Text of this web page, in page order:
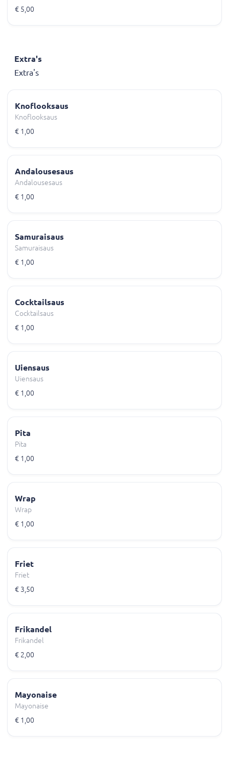
€ 5,00
Extra's
Extra's
Knoflooksaus
Knoflooksaus
€ 1,00
Andalousesaus
Andalousesaus
€ 1,00
Samuraisaus
Samuraisaus
€ 1,00
Cocktailsaus
Cocktailsaus
€ 1,00
Uiensaus
Uiensaus
€ 1,00
Pita
Pita
€ 1,00
Wrap
Wrap
€ 1,00
Friet
Friet
€ 3,50
Frikandel
Frikandel
€ 2,00
Mayonaise
Mayonaise
€ 1,00